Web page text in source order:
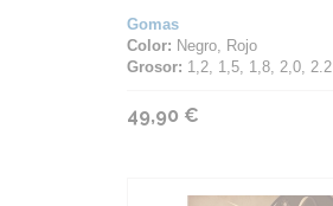
Gomas
Color: Negro, Rojo
Grosor: 1,2, 1,5, 1,8, 2,0, 2.2
49,90 €